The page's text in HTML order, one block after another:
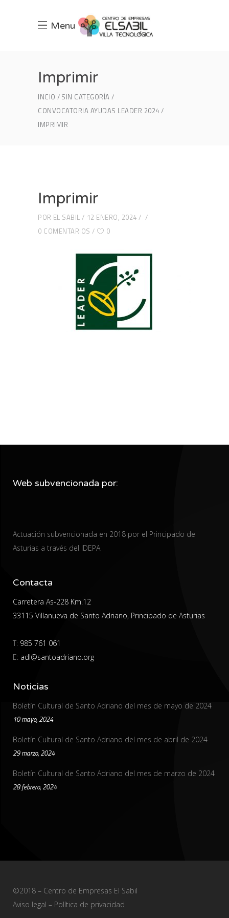
Menu
Imprimir
INCIO
SIN CATEGORÍA
CONVOCATORIA AYUDAS LEADER 2024
IMPRIMIR
Imprimir
POR EL SABIL
12 ENERO, 2024
0 COMENTARIOS
0
Web subvencionada por:
Actuación subvencionada en 2018 por el Principado de
Asturias a través del IDEPA
Contacta
Carretera As-228 Km.12
33115 Villanueva de Santo Adriano, Principado de Asturias
T: 985 761 061
E: adl@santoadriano.org
Noticias
Boletín Cultural de Santo Adriano del mes de mayo de 2024
10 mayo, 2024
Boletín Cultural de Santo Adriano del mes de abril de 2024
29 marzo, 2024
Boletín Cultural de Santo Adriano del mes de marzo de 2024
28 febrero, 2024
©2018 – Centro de Empresas El Sabil
Aviso legal – Política de privacidad